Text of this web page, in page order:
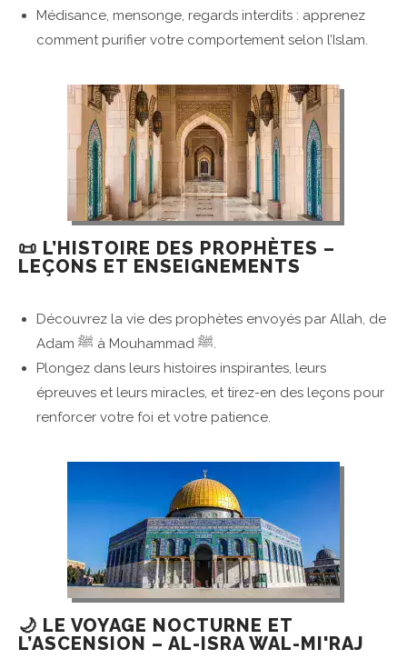
Médisance, mensonge, regards interdits : apprenez
comment purifier votre comportement selon l’Islam.
📜 L’HISTOIRE DES PROPHÈTES –
LEÇONS ET ENSEIGNEMENTS
Découvrez la vie des prophètes envoyés par Allah, de
Adam ﷺ à Mouhammad ﷺ.
Plongez dans leurs histoires inspirantes, leurs
épreuves et leurs miracles, et tirez-en des leçons pour
renforcer votre foi et votre patience.
🌙 LE VOYAGE NOCTURNE ET
L’ASCENSION – AL-ISRA WAL-MI'RAJ